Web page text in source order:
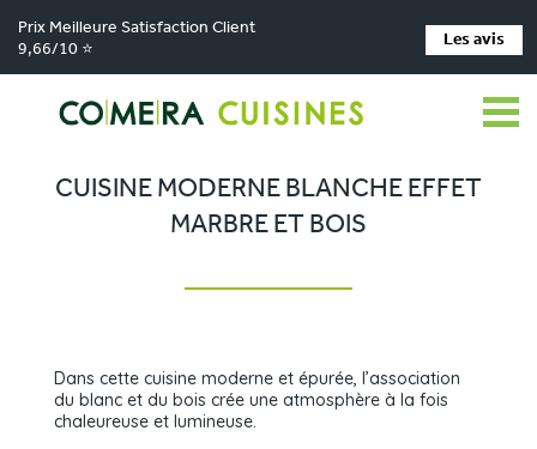
Prix Meilleure Satisfaction Client
9,66/10 ⭐
Les avis
Comera Cuisines > Nos magasins de cuisine > Cuisiniste Marquise
Réalisations > Cuisine moderne blanche effet marbre et bois
CUISINE MODERNE BLANCHE EFFET
MARBRE ET BOIS
Dans cette cuisine moderne et épurée, l’association
du blanc et du bois crée une atmosphère à la fois
chaleureuse et lumineuse.